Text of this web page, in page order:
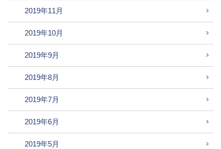
2019年11月
2019年10月
2019年9月
2019年8月
2019年7月
2019年6月
2019年5月